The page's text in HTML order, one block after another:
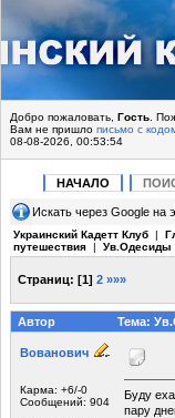
Добро пожаловать, Гость .
Вам не пришло письмо с
08-08-2026, 00:53:54
НАЧАЛО
Искать через Google на
Украинский Кадетт Клуб |
путешествия | Ув.Одесиды
Страниц: [1] 2 »»»
Автор Тема:
Вованович
Карма: +6/-0
Сообщений: 904
Буду
пару